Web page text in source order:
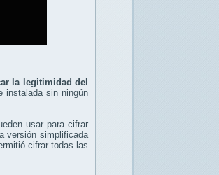
la legitimidad del
instalada sin ningún
usar para cifrar
versión simplificada
cifrar todas las